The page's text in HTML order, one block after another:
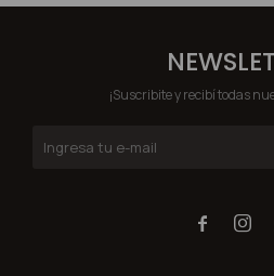
¡Suscribite y recibí todas
 